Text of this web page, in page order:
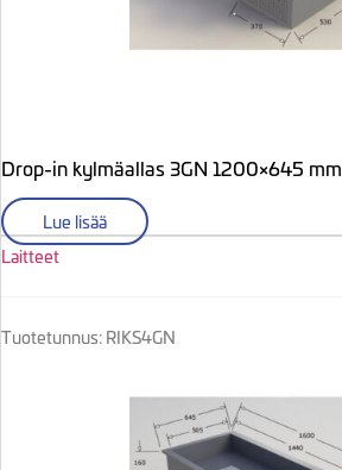
Drop-in kylmäallas 3GN 1200×645 mm
Lue lisää
Laitteet
Tuotetunnus: RIKS4GN